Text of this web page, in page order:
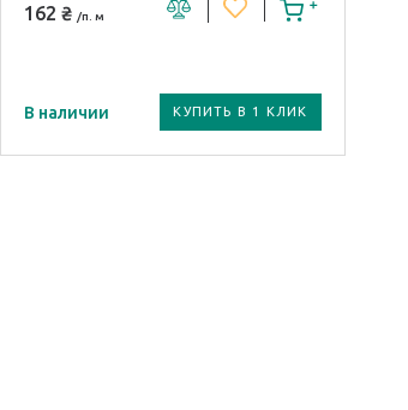
162 ₴ /п. м
В наличии КУПИТЬ В 1 КЛИК